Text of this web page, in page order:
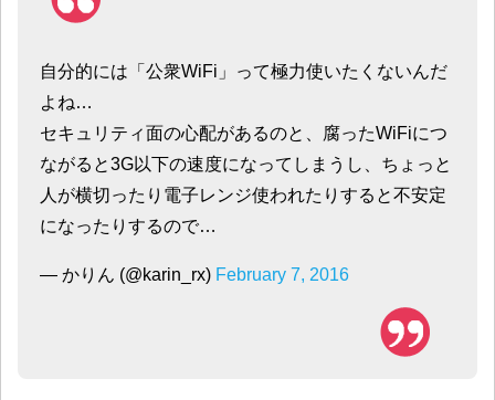
自分的には「公衆WiFi」って極力使いたくないんだ
よね…
セキュリティ面の心配があるのと、腐ったWiFiにつ
ながると3G以下の速度になってしまうし、ちょっと
人が横切ったり電子レンジ使われたりすると不安定
になったりするので…
— かりん (@karin_rx) February 7, 2016